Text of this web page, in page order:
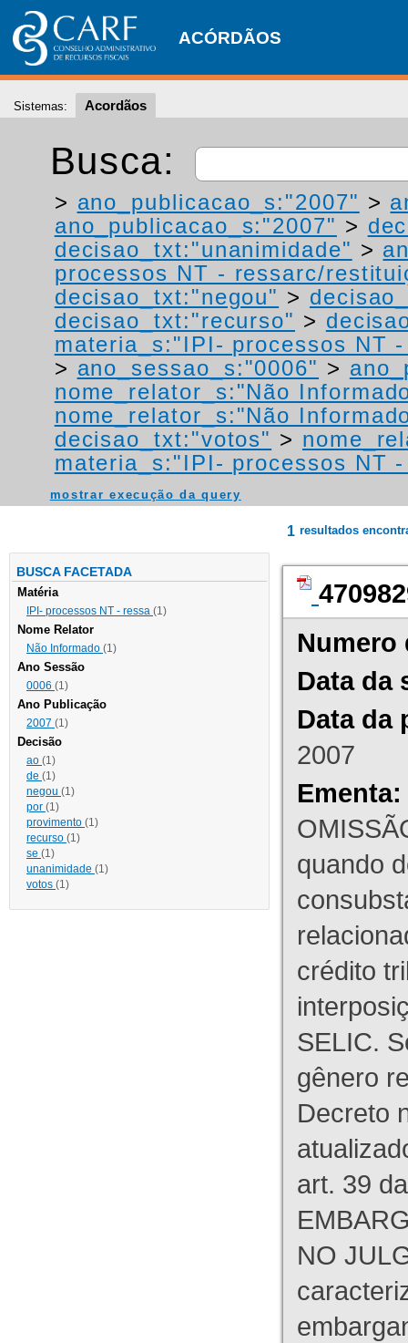
ACÓRDÃOS
Sistemas: Acordãos
Busca:
> ano_publicacao_s:"2007" >
ano_publicacao_s:"2007" >
decisao_txt:"unanimidade" >
processos NT - ressarc/
decisao_txt:"negou" >
decisao_txt:"recurso" >
materia_s:"IPI- processos NT
> ano_sessao_s:"0006" >
nome_relator_s:"Não
nome_relator_s:"Não
decisao_txt:"votos" >
materia_s:"IPI- processos NT
mostrar execução da query
BUSCA FACETADA
Matéria
IPI- processos NT - ressa (1)
Nome Relator
Não Informado (1)
Ano Sessão
0006 (1)
Ano Publicação
2007 (1)
Decisão
ao (1)
de (1)
negou (1)
por (1)
provimento (1)
recurso (1)
se (1)
unanimidade (1)
votos (1)
1 resultados
Numero
Data da
Data da
2007
Ementa:
quando
crédito
SELIC.
gênero
Decreto
art. 39
NO